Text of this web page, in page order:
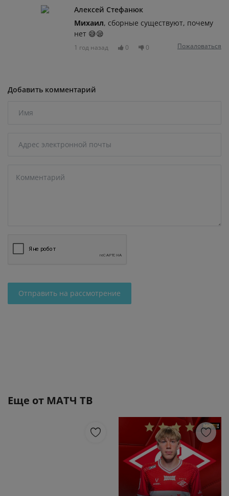
Алексей Стефанюк
Михаил, сборные существуют, почему
нет 😅😪
1 год назад 0 0 Пожаловаться
Добавить комментарий
Отправить на рассмотрение
Еще от МАТЧ ТВ